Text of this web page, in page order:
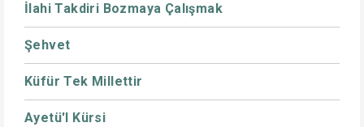
İlahi Takdiri Bozmaya Çalışmak
Şehvet
Küfür Tek Millettir
Ayetü'l Kürsi